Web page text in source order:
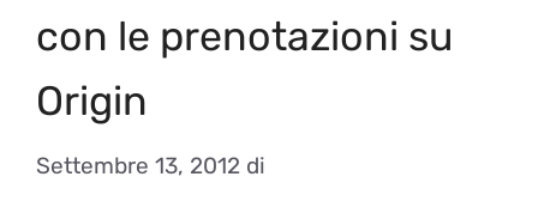
con le prenotazioni su
Origin
Settembre 13, 2012 di